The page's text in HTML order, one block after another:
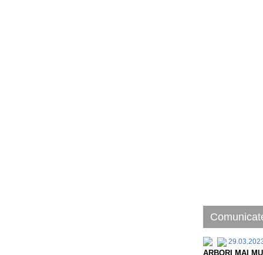
ARBORI MAI